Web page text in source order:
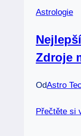
Astrologie
Zdroje
OdAstro
Přečtěte si